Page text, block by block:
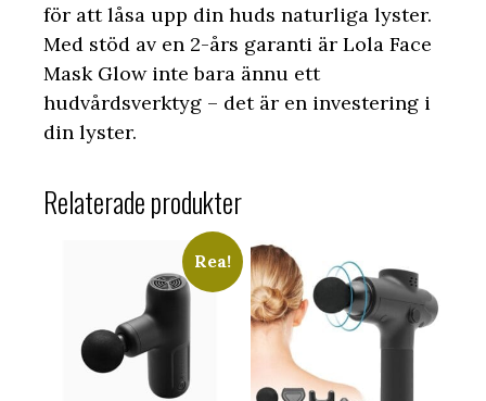
för att låsa upp din huds naturliga lyster.
Med stöd av en 2-års garanti är Lola Face
Mask Glow inte bara ännu ett
hudvårdsverktyg – det är en investering i
din lyster.
Relaterade produkter
Rea!